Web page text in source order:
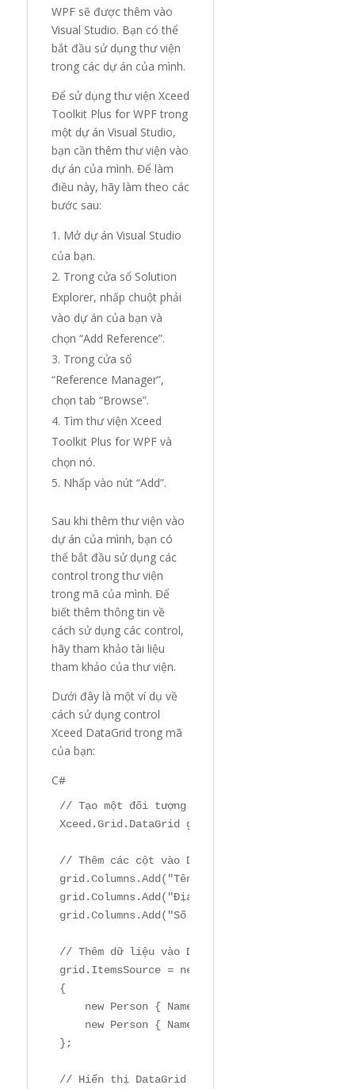
WPF sẽ được thêm vào
Visual Studio. Bạn có thể
bắt đầu sử dụng thư viện
trong các dự án của mình.
Để sử dụng thư viện Xceed
Toolkit Plus for WPF trong
một dự án Visual Studio,
bạn cần thêm thư viện vào
dự án của mình. Để làm
điều này, hãy làm theo các
bước sau:
Mở dự án Visual Studio
của bạn.
Trong cửa sổ Solution
Explorer, nhấp chuột phải
vào dự án của bạn và
chọn “Add Reference”.
Trong cửa sổ
“Reference Manager”,
chọn tab “Browse”.
Tìm thư viện Xceed
Toolkit Plus for WPF và
chọn nó.
Nhấp vào nút “Add”.
Sau khi thêm thư viện vào
dự án của mình, bạn có
thể bắt đầu sử dụng các
control trong thư viện
trong mã của mình. Để
biết thêm thông tin về
cách sử dụng các control,
hãy tham khảo tài liệu
tham khảo của thư viện.
Dưới đây là một ví dụ về
cách sử dụng control
Xceed DataGrid trong mã
của bạn:
C#
// Tạo một đối tượng DataGrid
Xceed.Grid.DataGrid grid =
// Thêm các cột vào DataGrid
grid.Columns.Add( "Tên"
grid.Columns.Add( "Địa chỉ"
grid.Columns.Add( "Số điện thoại"
// Thêm dữ liệu vào DataGrid
grid.ItemsSource = new
{
new Person { Name =
new Person { Name =
};
// Hiển thị DataGrid trong giao diện người